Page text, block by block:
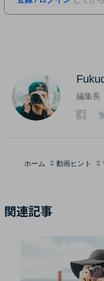
編集長
ホーム 動画ヒント
関連記事